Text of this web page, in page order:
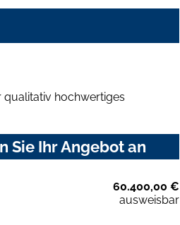
qualitativ hochwertiges
Sie Ihr Angebot an
60.400,00 €
ausweisbar